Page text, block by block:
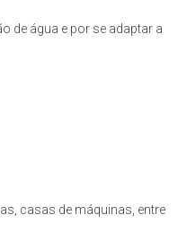
de água e por se adaptar a
casas de máquinas, entre